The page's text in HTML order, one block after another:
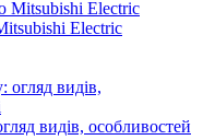
Electric
видів, особливостей